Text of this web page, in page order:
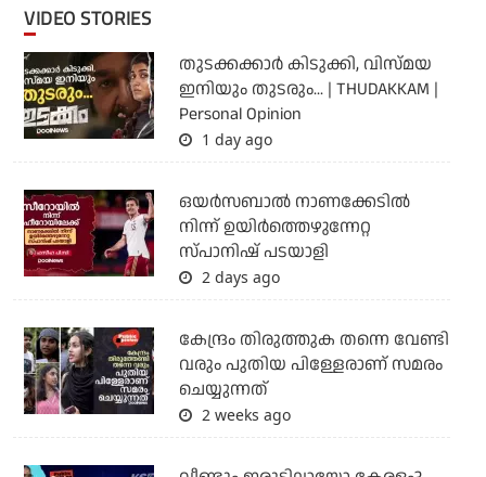
VIDEO STORIES
തുടക്കക്കാര്‍ കിടുക്കി, വിസ്മയ
ഇനിയും തുടരും... | THUDAKKAM |
Personal Opinion
1 day ago
ഒയര്‍സബാൽ നാണക്കേടിൽ
നിന്ന് ഉയിർത്തെഴുന്നേറ്റ
സ്പാനിഷ് പടയാളി
2 days ago
കേന്ദ്രം തിരുത്തുക തന്നെ വേണ്ടി
വരും പുതിയ പിള്ളേരാണ് സമരം
ചെയ്യുന്നത്
2 weeks ago